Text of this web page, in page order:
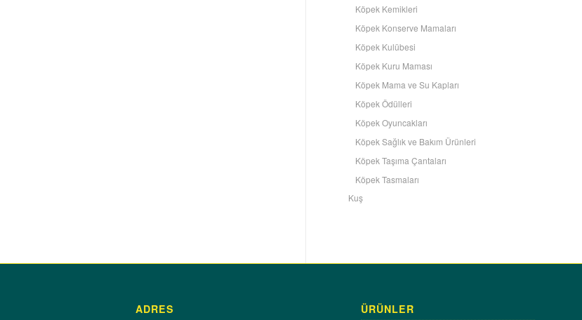
Köpek Kemikleri
Köpek Konserve Mamaları
Köpek Kulübesi
Köpek Kuru Maması
Köpek Mama ve Su Kapları
Köpek Ödülleri
Köpek Oyuncakları
Köpek Sağlık ve Bakım Ürünleri
Köpek Taşıma Çantaları
Köpek Tasmaları
Kuş
ADRES ÜRÜNLER